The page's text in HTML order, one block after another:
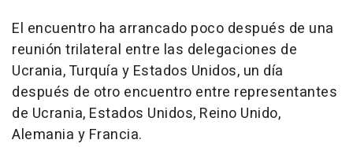
El encuentro ha arrancado poco después de una
reunión trilateral entre las delegaciones de
Ucrania, Turquía y Estados Unidos, un día
después de otro encuentro entre representantes
de Ucrania, Estados Unidos, Reino Unido,
Alemania y Francia.